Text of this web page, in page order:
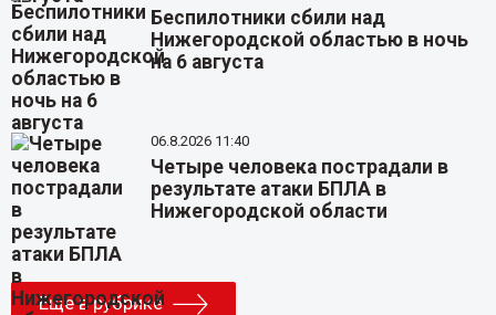
Беспилотники сбили над
Нижегородской областью в ночь
на 6 августа
06.8.2026 11:40
Четыре человека пострадали в
результате атаки БПЛА в
Нижегородской области
Еще в рубрике